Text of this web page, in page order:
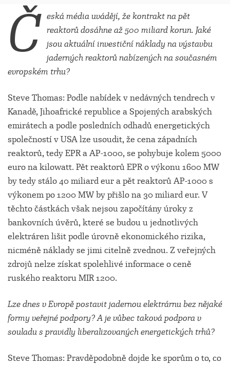
Č
eská média uvádějí, že kontrakt na pět
reaktorů dosáhne až 500 miliard korun. Jaké
jsou aktuální investiční náklady na výstavbu
jaderných reaktorů nabízených na současném
evropském trhu?
Steve Thomas: Podle nabídek v nedávných tendrech v
Kanadě, Jihoafrické republice a Spojených arabských
emirátech a podle posledních odhadů energetických
společností v USA lze usoudit, že cena západních
reaktorů, tedy EPR a AP-1000, se pohybuje kolem 5000
euro na kilowatt. Pět reaktorů EPR o výkonu 1600 MW
by tedy stálo 40 miliard eur a pět reaktorů AP-1000 s
výkonem po 1200 MW by přišlo na 30 miliard eur. V
těchto částkách však nejsou započítány úroky z
bankovních úvěrů, které se budou u jednotlivých
elektráren lišit podle úrovně ekonomického rizika,
nicméně náklady se jimi citelně zvednou. Z veřejných
zdrojů nelze získat spolehlivé informace o ceně
ruského reaktoru MIR 1200.
Lze dnes v Evropě postavit jadernou elektrárnu bez nějaké
formy veřejné podpory? A je vůbec taková podpora v
souladu s pravidly liberalizovaných energetických trhů?
Steve Thomas: Pravděpodobně dojde ke sporům o to, co